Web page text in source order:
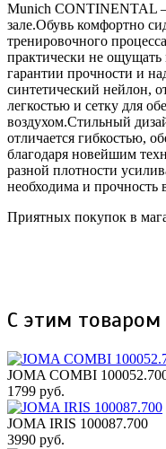
Munich CONTINENTAL
зале.Обувь комфортно
тренировочного
практически не ощущать
гарантии прочности и
синтетический нейлон,
легкостью и сетку для
воздухом.Стильный
отличается гибкостью,
благодаря новейшим
разной плотности
необходима и прочность
Приятных покупок в
С этим
JOMA COMBI
1799 руб.
JOMA IRIS 100087.700
3990 руб.